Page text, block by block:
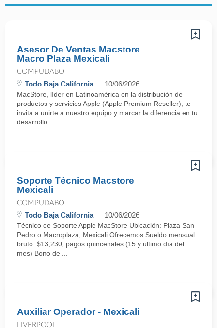
Asesor De Ventas Macstore
Macro Plaza Mexicali
COMPUDABO
Todo Baja California 10/06/2026
MacStore, líder en Latinoamérica en la distribución de
productos y servicios Apple (Apple Premium Reseller), te
invita a unirte a nuestro equipo y marcar la diferencia en tu
desarrollo ...
Soporte Técnico Macstore
Mexicali
COMPUDABO
Todo Baja California 10/06/2026
Técnico de Soporte Apple MacStore Ubicación: Plaza San
Pedro o Macroplaza, Mexicali Ofrecemos Sueldo mensual
bruto: $13,230, pagos quincenales (15 y último día del
mes) Bono de ...
Auxiliar Operador - Mexicali
LIVERPOOL